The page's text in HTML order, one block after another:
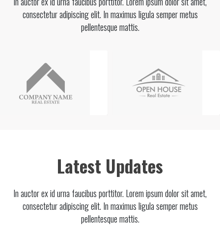
consectetur adipiscing elit. In maximus ligula semper metus
pellentesque mattis.
Latest Updates
In auctor ex id urna faucibus porttitor. Lorem ipsum dolor sit amet,
consectetur adipiscing elit. In maximus ligula semper metus
pellentesque mattis.